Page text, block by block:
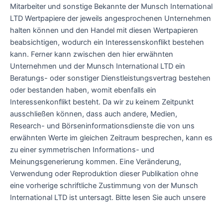
Mitarbeiter und sonstige Bekannte der Munsch International
LTD Wertpapiere der jeweils angesprochenen Unternehmen
halten können und den Handel mit diesen Wertpapieren
beabsichtigen, wodurch ein Interessenskonflikt bestehen
kann. Ferner kann zwischen den hier erwähnten
Unternehmen und der Munsch International LTD ein
Beratungs- oder sonstiger Dienstleistungsvertrag bestehen
oder bestanden haben, womit ebenfalls ein
Interessenkonflikt besteht. Da wir zu keinem Zeitpunkt
ausschließen können, dass auch andere, Medien,
Research- und Börseninformationsdienste die von uns
erwähnten Werte im gleichen Zeitraum besprechen, kann es
zu einer symmetrischen Informations- und
Meinungsgenerierung kommen. Eine Veränderung,
Verwendung oder Reproduktion dieser Publikation ohne
eine vorherige schriftliche Zustimmung von der Munsch
International LTD ist untersagt. Bitte lesen Sie auch unsere